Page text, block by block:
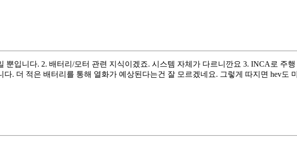
뿐입니다. 2. 배터리/모터 관련 지식이겠죠. 시스템 자체가 다르니깐요 3. INCA로 주
. 더 적은 배터리를 통해 열화가 예상된다는건 잘 모르겠네요. 그렇게 따지면 hev도